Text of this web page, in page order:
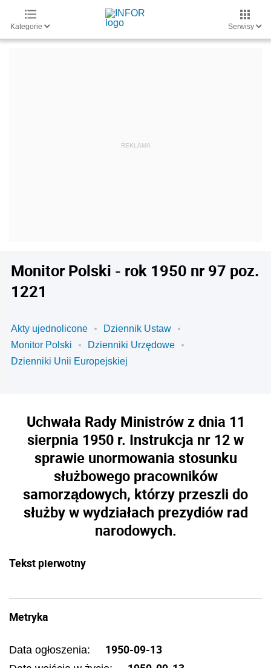
Kategorie Serwisy
Monitor Polski - rok 1950 nr 97 poz.
1221
Akty ujednolicone
Dziennik Ustaw
Monitor Polski
Dzienniki Urzędowe
Dzienniki Unii Europejskiej
Uchwała Rady Ministrów z dnia 11
sierpnia 1950 r. Instrukcja nr 12 w
sprawie unormowania stosunku
służbowego pracowników
samorządowych, którzy przeszli do
służby w wydziałach prezydiów rad
narodowych.
Tekst pierwotny
Metryka
Data ogłoszenia: 1950-09-13